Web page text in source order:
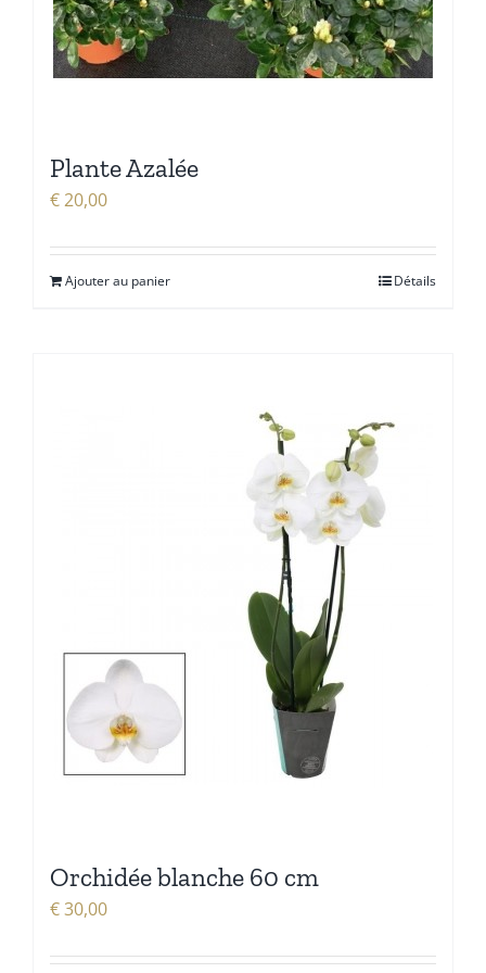
Plante Azalée
€20,00
Ajouter au panier Détails
Orchidée blanche 60 cm
€30,00